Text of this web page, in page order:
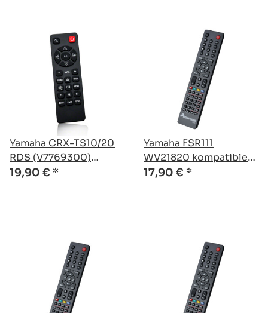
Yamaha CRX-TS10/20
RDS (V7769300)
kompatible Ersatz
19,90 € *
Yamaha FSR111
WV21820 kompatible
Ersatz Fernbedienung
17,90 € *